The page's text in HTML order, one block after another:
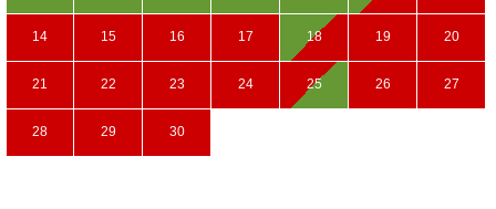
14 15 16 17 18 19 20
21 22 23 24 25 26 27
28 29 30